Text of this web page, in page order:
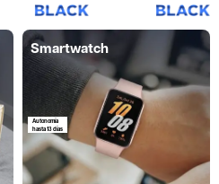
Smartwatch
Autonomía
hasta 13 días